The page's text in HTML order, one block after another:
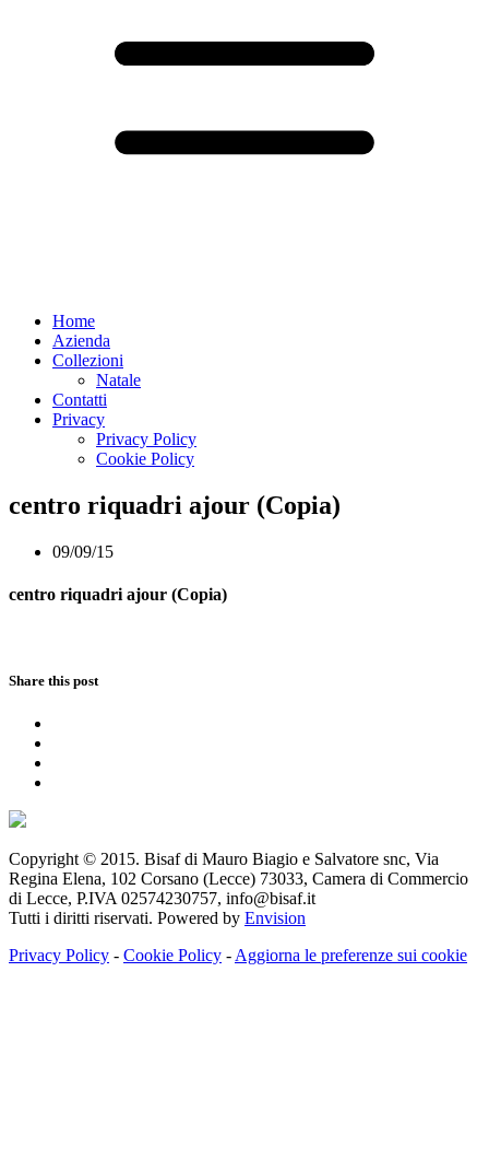
Home
Azienda
Collezioni
Natale
Contatti
Privacy
Privacy Policy
Cookie Policy
centro riquadri ajour (Copia)
09/09/15
centro riquadri ajour (Copia)
Share this post
Copyright © 2015. Bisaf di Mauro Biagio e Salvatore snc, Via
Regina Elena, 102 Corsano (Lecce) 73033, Camera di Commercio
di Lecce, P.IVA 02574230757, info@bisaf.it
Tutti i diritti riservati. Powered by Envision
Privacy Policy - Cookie Policy - Aggiorna le preferenze sui cookie